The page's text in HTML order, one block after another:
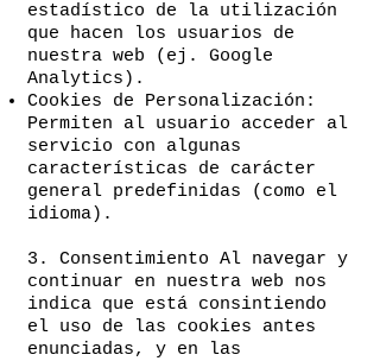
estadístico de la utilización
que hacen los usuarios de
nuestra web (ej. Google
Analytics).
Cookies de Personalización:
Permiten al usuario acceder al
servicio con algunas
características de carácter
general predefinidas (como el
idioma).
3. Consentimiento Al navegar y
continuar en nuestra web nos
indica que está consintiendo
el uso de las cookies antes
enunciadas, y en las